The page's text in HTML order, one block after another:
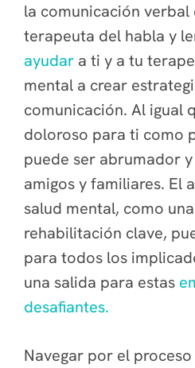
la comunicación verbal
terapeuta del habla y
ayudar a ti y a tu
mental a crear
comunicación. Al igual
doloroso para ti como
puede ser abrumador
amigos y familiares. El
salud mental, como
rehabilitación clave,
para todos los
una salida para estas
desafiantes.
Navegar por el